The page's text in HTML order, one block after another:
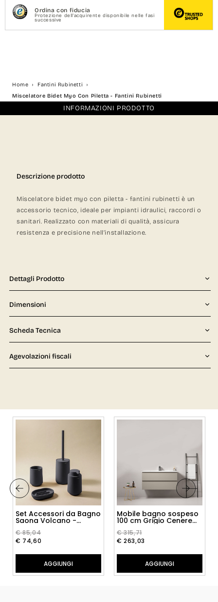
Ordina con fiducia
Protezione dell'acquirente disponibile nelle fasi
successive
Home
Fantini Rubinetti
Miscelatore Bidet Myo Con Piletta - Fantini Rubinetti
INFORMAZIONI PRODOTTO
Descrizione prodotto
Miscelatore bidet myo con piletta - fantini rubinetti è un
accessorio tecnico, ideale per impianti idraulici, raccordi o
sanitari. Realizzato con materiali di qualità, assicura
resistenza e precisione nell’installazione.
Dettagli Prodotto
Dimensioni
Scheda Tecnica
Agevolazioni fiscali
AGGIUNGI
Set Accessori da Bagno
Saona Volcano -
€ 85,04
€ 74,60
AGGIUNGI
Mobile bagno sospeso
100 cm Grigio Cenere
Lavabo in Ceramica
Senza Specchio - Fiji
Paint
€ 315,71
€ 263,03